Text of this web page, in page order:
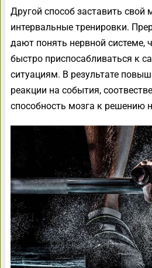
Другой способ заставить свой
интервальные тренировки.
дают понять нервной системе,
быстро приспосабливаться к
ситуациям. В результате
реакции на события,
способность мозга к решению